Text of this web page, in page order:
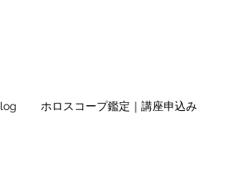
ホロスコープ鑑定｜講座申込み